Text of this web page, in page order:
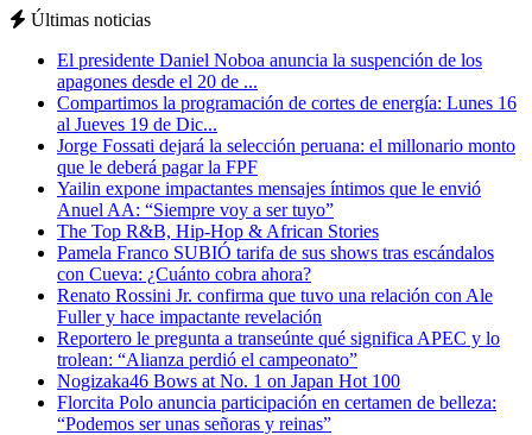
Últimas noticias
El presidente Daniel Noboa anuncia la suspención de los
apagones desde el 20 de ...
Compartimos la programación de cortes de energía: Lunes 16
al Jueves 19 de Dic...
Jorge Fossati dejará la selección peruana: el millonario monto
que le deberá pagar la FPF
Yailin expone impactantes mensajes íntimos que le envió
Anuel AA: “Siempre voy a ser tuyo”
The Top R&B, Hip-Hop & African Stories
Pamela Franco SUBIÓ tarifa de sus shows tras escándalos
con Cueva: ¿Cuánto cobra ahora?
Renato Rossini Jr. confirma que tuvo una relación con Ale
Fuller y hace impactante revelación
Reportero le pregunta a transeúnte qué significa APEC y lo
trolean: “Alianza perdió el campeonato”
Nogizaka46 Bows at No. 1 on Japan Hot 100
Florcita Polo anuncia participación en certamen de belleza:
“Podemos ser unas señoras y reinas”